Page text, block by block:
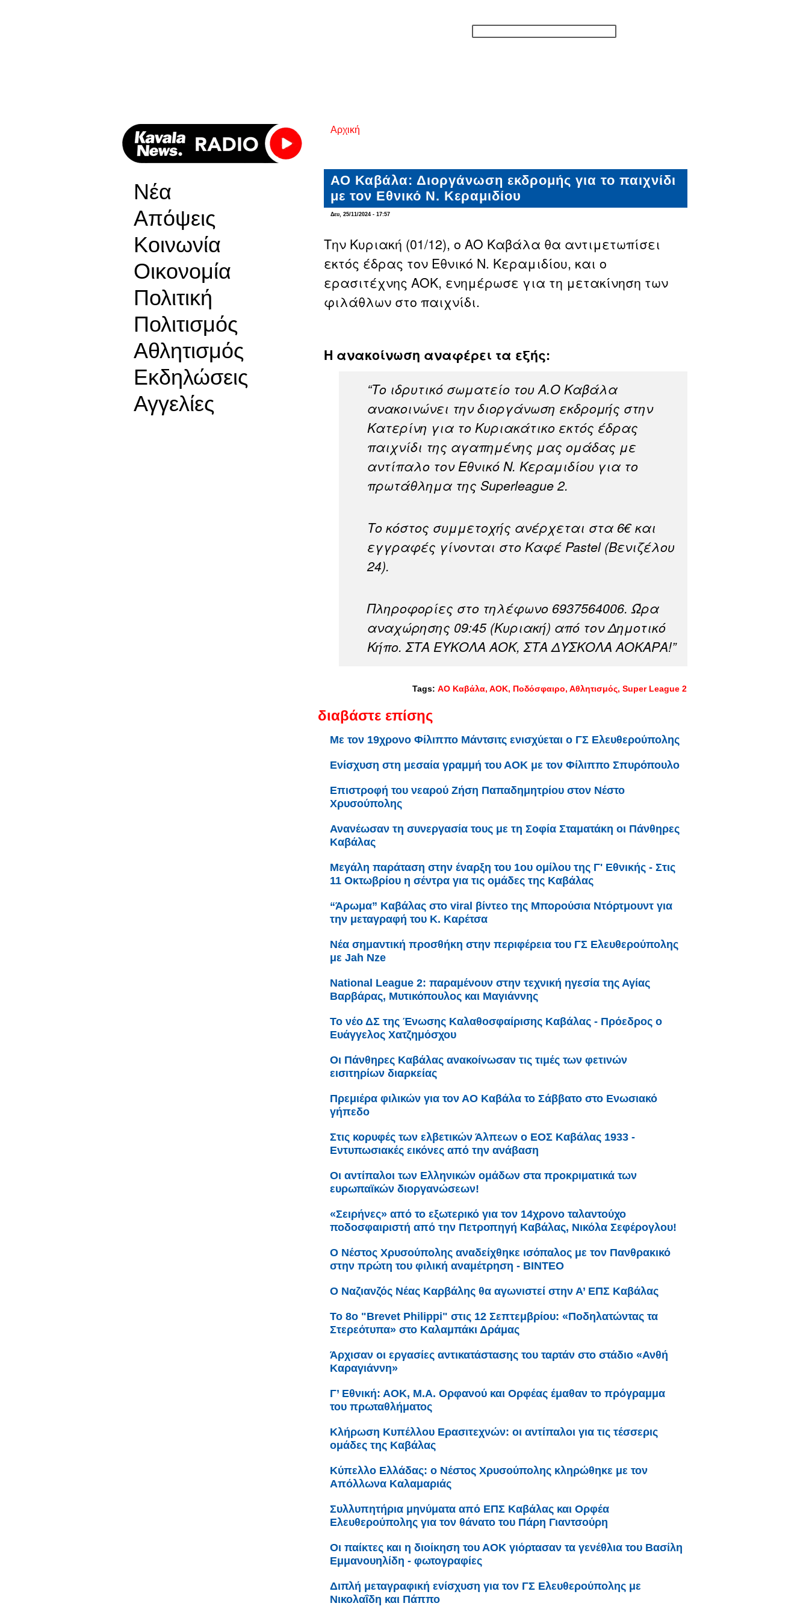
Νέα
Απόψεις
Κοινωνία
Οικονομία
Πολιτική
Πολιτισμός
Αθλητισμός
Εκδηλώσεις
Αγγελίες
Είστε εδώ
Αρχική
ΑΟ Καβάλα: Διοργάνωση εκδρομής για το παιχνίδι
με τον Εθνικό Ν. Κεραμιδίου
Δευ, 25/11/2024 - 17:57
Την Κυριακή (01/12), ο ΑΟ Καβάλα θα αντιμετωπίσει
εκτός έδρας τον Εθνικό Ν. Κεραμιδίου, και ο
ερασιτέχνης ΑΟΚ, ενημέρωσε για τη μετακίνηση των
φιλάθλων στο παιχνίδι.
Η ανακοίνωση αναφέρει τα εξής:
“Το ιδρυτικό σωματείο του Α.Ο Καβάλα
ανακοινώνει την διοργάνωση εκδρομής στην
Κατερίνη για το Κυριακάτικο εκτός έδρας
παιχνίδι της αγαπημένης μας ομάδας με
αντίπαλο τον Εθνικό Ν. Κεραμιδίου για το
πρωτάθλημα της Superleague 2.
Το κόστος συμμετοχής ανέρχεται στα 6€ και
εγγραφές γίνονται στο Καφέ Pastel (Βενιζέλου
24).
Πληροφορίες στο τηλέφωνο 6937564006. Ώρα
αναχώρησης 09:45 (Κυριακή) από τον Δημοτικό
Κήπο. ΣΤΑ ΕΥΚΟΛΑ ΑΟΚ, ΣΤΑ ΔΥΣΚΟΛΑ ΑΟΚΑΡΑ!”
Tags: ΑΟ Καβάλα ΑΟΚ Ποδόσφαιρο Αθλητισμός Super League 2
διαβάστε επίσης
Με τον 19χρονο Φίλιππο Μάντσιτς ενισχύεται ο ΓΣ Ελευθερούπολης
Ενίσχυση στη μεσαία γραμμή του ΑΟΚ με τον Φίλιππο Σπυρόπουλο
Επιστροφή του νεαρού Ζήση Παπαδημητρίου στον Νέστο
Χρυσούπολης
Ανανέωσαν τη συνεργασία τους με τη Σοφία Σταματάκη οι Πάνθηρες
Καβάλας
Μεγάλη παράταση στην έναρξη του 1ου ομίλου της Γ' Εθνικής - Στις
11 Οκτωβρίου η σέντρα για τις ομάδες της Καβάλας
“Άρωμα” Καβάλας στο viral βίντεο της Μπορούσια Ντόρτμουντ για
την μεταγραφή του Κ. Καρέτσα
Νέα σημαντική προσθήκη στην περιφέρεια του ΓΣ Ελευθερούπολης
με Jah Nze
Νational League 2: παραμένουν στην τεχνική ηγεσία της Αγίας
Βαρβάρας, Μυτικόπουλος και Μαγιάννης
Το νέο ΔΣ της Ένωσης Καλαθοσφαίρισης Καβάλας - Πρόεδρος ο
Ευάγγελος Χατζημόσχου
Οι Πάνθηρες Καβάλας ανακοίνωσαν τις τιμές των φετινών
εισιτηρίων διαρκείας
Πρεμιέρα φιλικών για τον ΑΟ Καβάλα το Σάββατο στο Ενωσιακό
γήπεδο
Στις κορυφές των ελβετικών Άλπεων ο ΕΟΣ Καβάλας 1933 -
Εντυπωσιακές εικόνες από την ανάβαση
Οι αντίπαλοι των Ελληνικών ομάδων στα προκριματικά των
ευρωπαϊκών διοργανώσεων!
«Σειρήνες» από το εξωτερικό για τον 14χρονο ταλαντούχο
ποδοσφαιριστή από την Πετροπηγή Καβάλας, Νικόλα Σεφέρογλου!
Ο Νέστος Χρυσούπολης αναδείχθηκε ισόπαλος με τον Πανθρακικό
στην πρώτη του φιλική αναμέτρηση - ΒΙΝΤΕΟ
Ο Ναζιανζός Νέας Καρβάλης θα αγωνιστεί στην Α’ ΕΠΣ Καβάλας
Το 8ο "Brevet Philippi" στις 12 Σεπτεμβρίου: «Ποδηλατώντας τα
Στερεότυπα» στο Καλαμπάκι Δράμας
Άρχισαν οι εργασίες αντικατάστασης του ταρτάν στο στάδιο «Ανθή
Καραγιάννη»
Γ’ Εθνική: ΑΟΚ, Μ.Α. Ορφανού και Ορφέας έμαθαν το πρόγραμμα
του πρωταθλήματος
Κλήρωση Κυπέλλου Ερασιτεχνών: οι αντίπαλοι για τις τέσσερις
ομάδες της Καβάλας
Κύπελλο Ελλάδας: ο Νέστος Χρυσούπολης κληρώθηκε με τον
Απόλλωνα Καλαμαριάς
Συλλυπητήρια μηνύματα από ΕΠΣ Καβάλας και Ορφέα
Ελευθερούπολης για τον θάνατο του Πάρη Γιαντσούρη
Οι παίκτες και η διοίκηση του ΑΟΚ γιόρτασαν τα γενέθλια του Βασίλη
Εμμανουηλίδη - φωτογραφίες
Διπλή μεταγραφική ενίσχυση για τον ΓΣ Ελευθερούπολης με
Νικολαΐδη και Πάππο